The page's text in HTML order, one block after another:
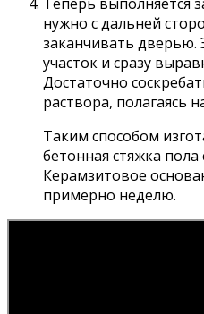
нужно с дальней
заканчивать дверью.
участок и сразу
Достаточно
раствора, полагаясь
Таким способом
бетонная стяжка
Керамзитовое
примерно неделю.